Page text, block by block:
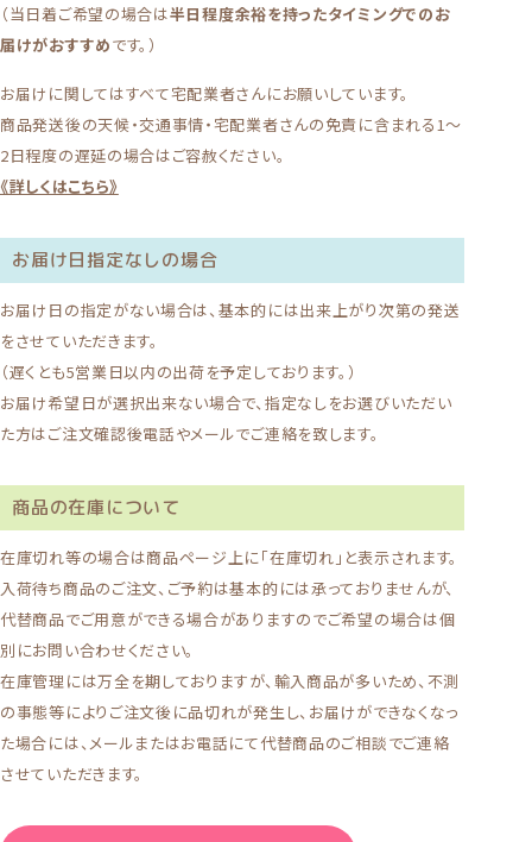
（当日着ご希望の場合は半日程度余裕を持ったタイミングでのお
届けがおすすめです。）
お届けに関してはすべて宅配業者さんにお願いしています。
商品発送後の天候・交通事情・宅配業者さんの免責に含まれる1〜
2日程度の遅延の場合はご容赦ください。
《詳しくはこちら》
お届け日指定なしの場合
お届け日の指定がない場合は、基本的には出来上がり次第の発送
をさせていただきます。
（遅くとも5営業日以内の出荷を予定しております。）
お届け希望日が選択出来ない場合で、指定なしをお選びいただい
た方はご注文確認後電話やメールでご連絡を致します。
商品の在庫について
在庫切れ等の場合は商品ページ上に「在庫切れ」と表示されます。
入荷待ち商品のご注文、ご予約は基本的には承っておりませんが、
代替商品でご用意ができる場合がありますのでご希望の場合は個
別にお問い合わせください。
在庫管理には万全を期しておりますが、輸入商品が多いため、不測
の事態等によりご注文後に品切れが発生し、お届けができなくなっ
た場合には、メールまたはお電話にて代替商品のご相談でご連絡
させていただきます。